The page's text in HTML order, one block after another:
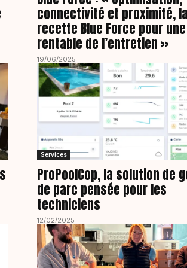
connectivité et proximité, la
recette Blue Force pour
rentable de l’entretien »
19/06/2025
Services
ProPoolCop, la solution de
de parc pensée pour les
techniciens
12/02/2025